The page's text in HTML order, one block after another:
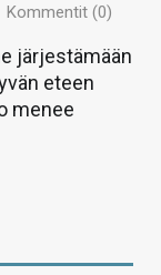
Kommentit (0)
järjestämään
eteen
menee